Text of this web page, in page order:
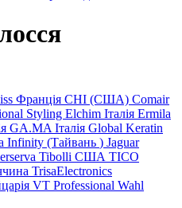
Франція CHI (США) Comair
Styling Elchim Італія Ermila
GA.MA Італія Global Keratin
Infinity (Тайвань ) Jaguar
Tibolli США TICO
TrisaElectronics
VT Professional Wahl